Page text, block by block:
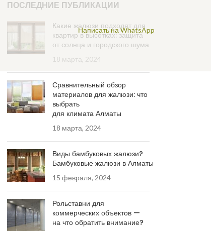
Написать на WhatsApp
ПОСЛЕДНИЕ ПУБЛИКАЦИИ
Какие жалюзи подходят для
квартир в высотках: защита
от солнца и городского шума
18 марта, 2024
Сравнительный обзор
материалов для жалюзи: что
выбрать
для климата Алматы
18 марта, 2024
Виды бамбуковых жалюзи?
Бамбуковые жалюзи в Алматы
15 февраля, 2024
Рольставни для
коммерческих объектов —
на что обратить внимание?